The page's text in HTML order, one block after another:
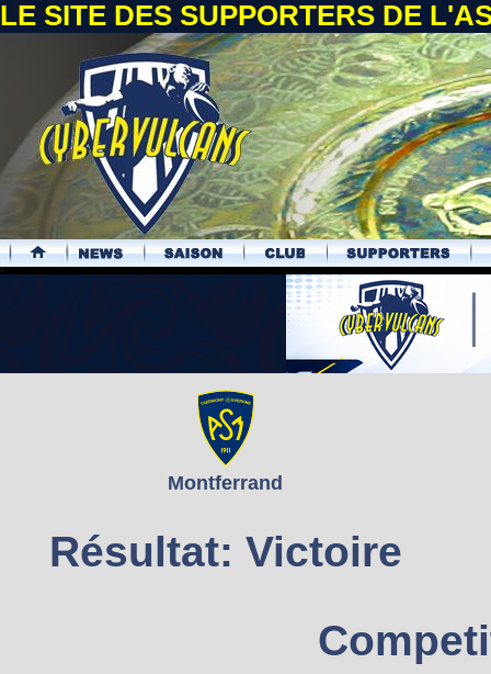
LE SITE DES SUPPORTERS DE
.
Montferrand
Résultat: Victoire